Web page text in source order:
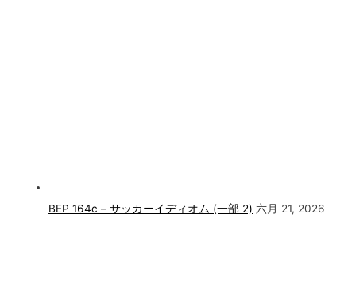
BEP 164c – サッカーイディオム (一部 2) 六月 21, 2026